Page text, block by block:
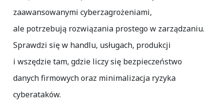
zaawansowanymi cyberzagrożeniami,
ale potrzebują rozwiązania prostego w zarządzaniu.
Sprawdzi się w handlu, usługach, produkcji
i wszędzie tam, gdzie liczy się bezpieczeństwo
danych firmowych oraz minimalizacja ryzyka
cyberataków.